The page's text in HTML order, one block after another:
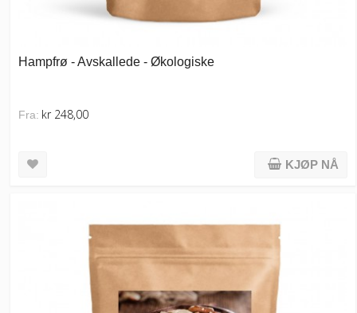
Hampfrø - Avskallede - Økologiske
Fra: kr 248,00
KJØP NÅ